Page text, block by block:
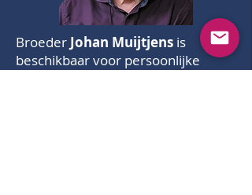
Broeder Johan Muijtjens is
beschikbaar voor persoonlijke